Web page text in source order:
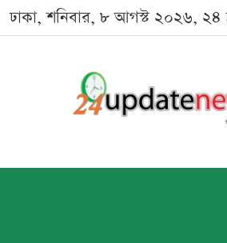
ঢাকা, শনিবার, ৮ আগস্ট ২০২৬, ২৪